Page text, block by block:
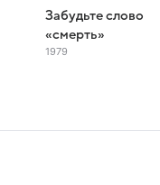
Забудьте слово
«смерть»
1979